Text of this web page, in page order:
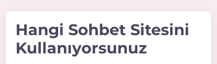
Hangi Sohbet Sitesini
Kullanıyorsunuz